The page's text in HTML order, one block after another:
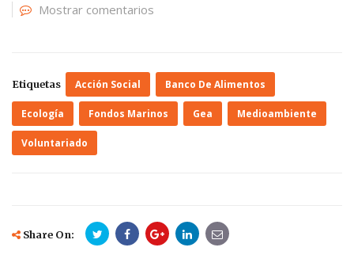
Mostrar comentarios
Etiquetas Acción Social Banco De Alimentos
Ecología Fondos Marinos Gea Medioambiente
Voluntariado
Share On: